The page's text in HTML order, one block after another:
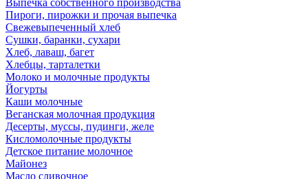
Выпечка собственного производства
Пироги, пирожки и прочая выпечка
Свежевыпеченный хлеб
Сушки, баранки, сухари
Хлеб, лаваш, багет
Хлебцы, тарталетки
Молоко и молочные продукты
Йогурты
Каши молочные
Веганская молочная продукция
Десерты, муссы, пудинги, желе
Кисломолочные продукты
Детское питание молочное
Майонез
Масло сливочное